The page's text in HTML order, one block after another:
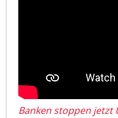
Banken stoppen jetzt